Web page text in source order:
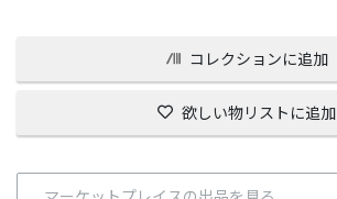
コレクションに追加
欲しい物リストに追加